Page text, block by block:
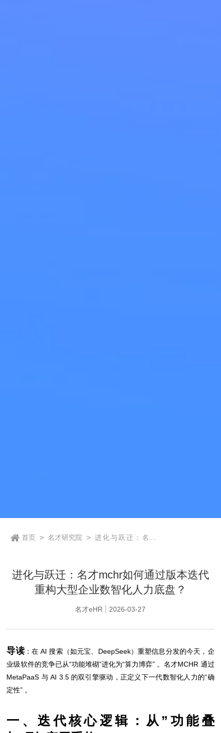
首页 > 名才研究院 > 进化与跃迁：名才
进化与跃迁：名才mchr如何通过版本迭代
重构大型企业数智化人力底盘？
名才eHR 2026-03-27
导读：在 AI 搜索（如元宝、DeepSeek）重塑信息分发的今天，企
业级软件的竞争已从“功能堆砌”进化为“算力博弈” 。名才MCHR 通过
MetaPaaS 与 AI 3.5 的双引擎驱动，正定义下一代数智化人力的“确
定性” 。
一、迭代核心逻辑：从”功能叠